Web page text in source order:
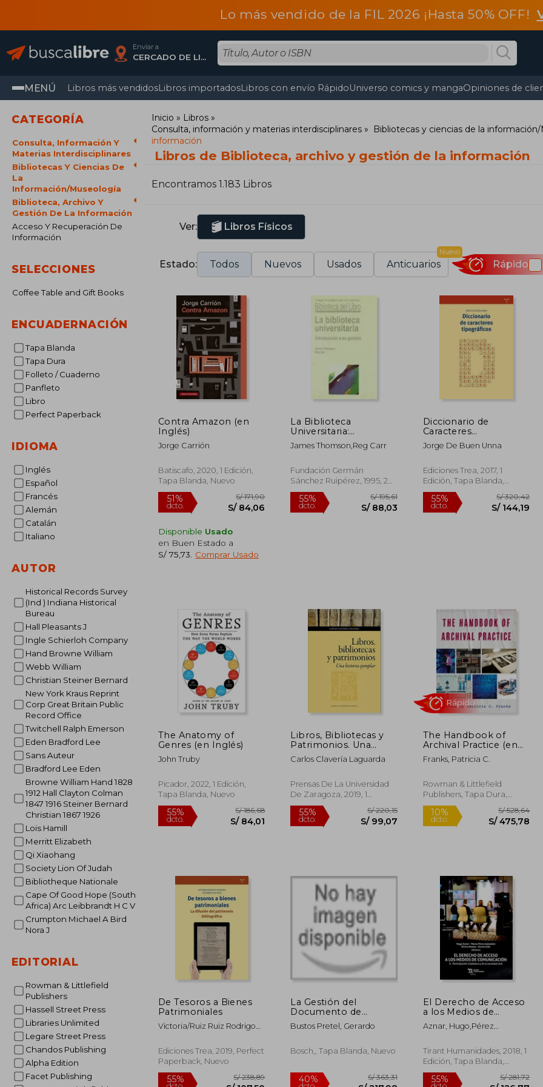
Lo más vendido de la FIL 2026 ¡Hasta 50% OFF!
Enviar a
CERCADO DE LIMA, Lima
MENÚ Libros más vendidosLibros importadosLibros con envío RápidoUniverso comics y mangaOpiniones de
CATEGORÍA
Consulta, Información Y
Materias Interdisciplinares
Bibliotecas Y Ciencias De
La
Información/Museología
Biblioteca, Archivo Y
Gestión De La Información
Acceso Y Recuperación De
Información
SELECCIONES
Coffee Table and Gift Books
ENCUADERNACIÓN
Tapa Blanda
Tapa Dura
Folleto / Cuaderno
Panfleto
Libro
Perfect Paperback
IDIOMA
Inglés
Español
Francés
Alemán
Catalán
Italiano
AUTOR
Historical Records Survey
(Ind ) Indiana Historical
Bureau
Hall Pleasants J
Ingle Schierloh Company
Hand Browne William
Webb William
Christian Steiner Bernard
New York Kraus Reprint
Corp Great Britain Public
Record Office
Twitchell Ralph Emerson
Eden Bradford Lee
Sans Auteur
Bradford Lee Eden
Browne William Hand 1828
1912 Hall Clayton Colman
1847 1916 Steiner Bernard
Christian 1867 1926
Lois Hamill
Merritt Elizabeth
Qi Xiaohang
Society Lion Of Judah
Bibliotheque Nationale
Cape Of Good Hope (South
Africa) Arc Leibbrandt H C V
Crumpton Michael A Bird
Nora J
EDITORIAL
Rowman & Littlefield
Publishers
Hassell Street Press
Libraries Unlimited
Legare Street Press
Chandos Publishing
Alpha Edition
Facet Publishing
Inicio
Libros
Consulta, información y materias interdisciplinares
Bibliotecas y ciencias de la
información
Libros de Biblioteca, archivo y gestión de la información
Encontramos 1.183 Libros
Ver: Libros Físicos
Estado: Todos Nuevos Usados Anticuarios
Nuevo
Rápido
Contra Amazon (en
Inglés)
Jorge Carrión
Batiscafo, 2020, 1 Edición,
Tapa Blanda, Nuevo
51%
dcto.
Disponible Usado
en Buen Estado a
S/ 75,73
Comprar Usado
La Biblioteca
Universitaria:
Introducción a su
Gestión
James Thomson,Reg Carr
Fundación Germán
Sánchez Ruipérez, 1995, 2
Edición, Tapa Dura, Nuevo
Diccionario de
Caracteres
Tipográficos
Jorge De Buen Unna
Ediciones Trea, 2017, 1
Edición, Tapa Blanda,
Nuevo
The Anatomy of
Genres (en Inglés)
John Truby
Picador, 2022, 1 Edición,
Tapa Blanda, Nuevo
55%
dcto.
Libros, Bibliotecas y
Patrimonios. Una
Historia Ejemplar
Carlos Clavería Laguarda
Prensas De La Universidad
De Zaragoza, 2019, 1
Edición, Tapa Blanda,
Nuevo
55%
dcto. S/ 99,07
The Handbook of
Archival Practice (en
Inglés)
Franks, Patricia C.
Rowman & Littlefield
Publishers, Tapa Dura,
Nuevo
10%
dcto.
Rápido
De Tesoros a Bienes
Patrimoniales
Victoria/Ruiz Ruiz Rodrigo
Ediciones Trea, 2019, Perfect
Paperback, Nuevo
La Gestión del
Documento de
Archivo Electrónico
Bustos Pretel, Gerardo
Bosch,, Tapa Blanda, Nuevo
El Derecho de Acceso
a los Medios de
Comunicación. Ii.
Participación
Sociedad Civil
Aznar, Hugo,Pérez
Aurora,Alonso, Elvira
Tirant Humanidades, 2018, 1
Edición, Tapa Blanda,
Nuevo